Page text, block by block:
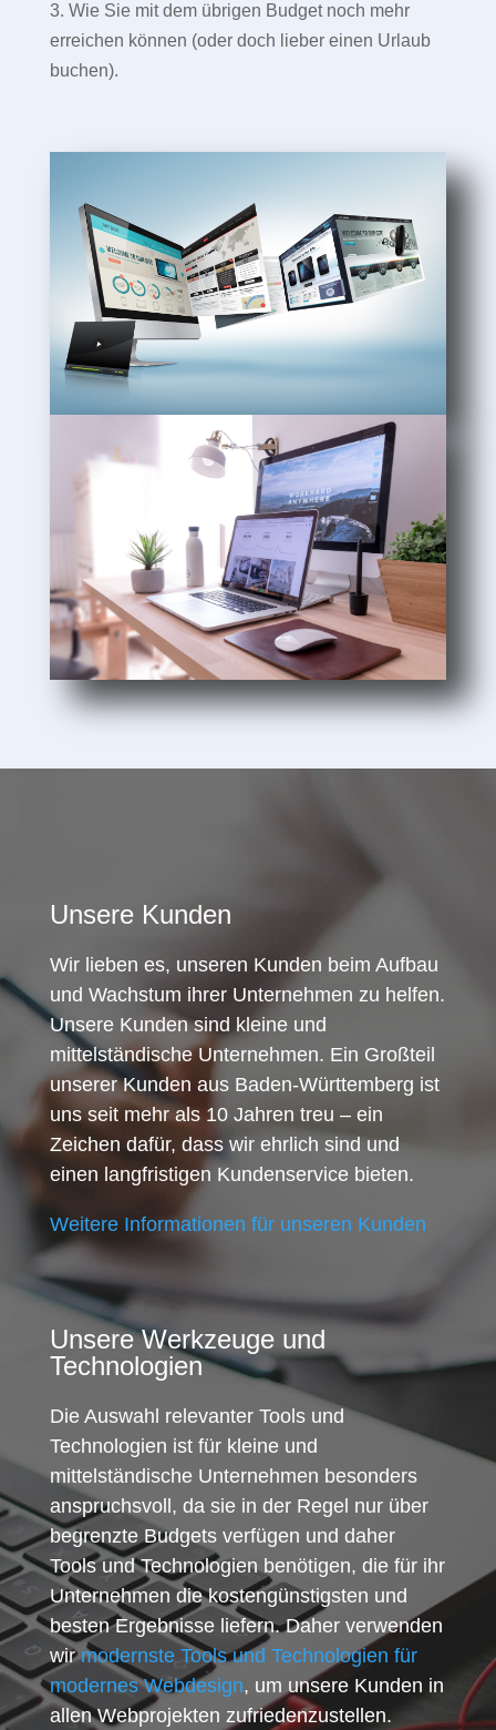
3. Wie Sie mit dem übrigen Budget noch mehr
erreichen können (oder doch lieber einen Urlaub
buchen).
Unsere Kunden
Wir lieben es, unseren Kunden beim Aufbau
und Wachstum ihrer Unternehmen zu helfen.
Unsere Kunden sind kleine und
mittelständische Unternehmen. Ein Großteil
unserer Kunden aus Baden-Württemberg ist
uns seit mehr als 10 Jahren treu – ein
Zeichen dafür, dass wir ehrlich sind und
einen langfristigen Kundenservice bieten.
Weitere Informationen für unseren Kunden
Unsere Werkzeuge und
Technologien
Die Auswahl relevanter Tools und
Technologien ist für kleine und
mittelständische Unternehmen besonders
anspruchsvoll, da sie in der Regel nur über
begrenzte Budgets verfügen und daher
Tools und Technologien benötigen, die für ihr
Unternehmen die kostengünstigsten und
besten Ergebnisse liefern. Daher verwenden
wirmodernste Tools und Technologien für
modernes Webdesign, um unsere Kunden in
allen Webprojekten zufriedenzustellen.